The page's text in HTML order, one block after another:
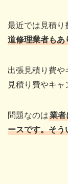
最近では見積り
道修理業者もあ
出張見積り費
見積り費やキ
問題なのは業者
ースです。そう